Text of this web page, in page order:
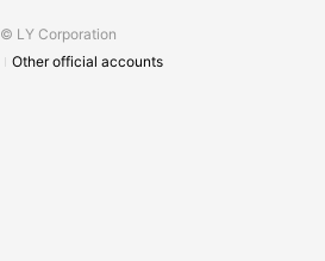
© LY Corporation
Other official accounts